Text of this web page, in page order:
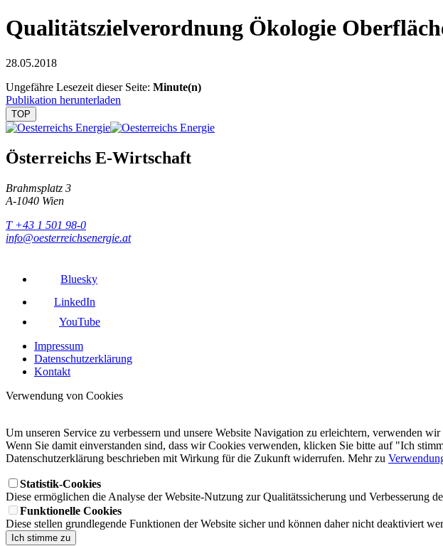
Qualitätszielverordnung Ökologie
28.05.2018
Ungefähre Lesezeit dieser Seite: Minute(n)
Publikation herunterladen
TOP
Österreichs E-Wirtschaft
Brahmsplatz 3
A-1040 Wien
T +43 1 501 98-0
info@oesterreichsenergie.at
Bluesky
LinkedIn
YouTube
Impressum
Datenschutzerklärung
Kontakt
Verwendung von Cookies
Um unseren Service zu verbessern und unsere Website Navigation zu erleichtern, verwenden
Wenn Sie damit einverstanden sind, dass wir Cookies verwenden, klicken Sie bitte auf "Ich
Datenschutzerklärung beschrieben mit Wirkung für die Zukunft widerrufen. Mehr zu
Statistik-Cookies
Diese ermöglichen die Analyse der Website-Nutzung zur Qualitätssicherung und Verbesserung
Funktionelle Cookies
Diese stellen grundlegende Funktionen der Website sicher und können daher nicht deaktiviert
Ich stimme zu